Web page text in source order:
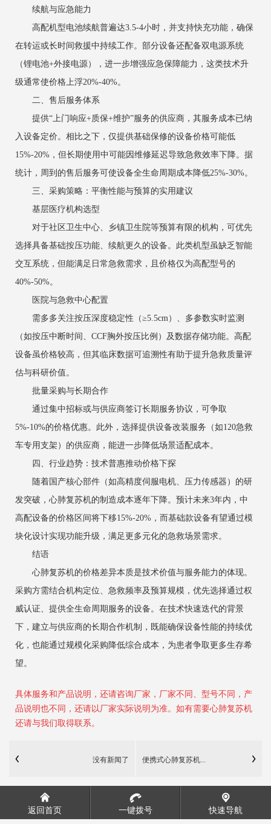
续航与应急能力
高配机型电池续航普遍达3.5-4小时，并支持快充功能，确保
在转运或长时间救援中持续工作。部分设备还配备双电源系统
（锂电池+外接电源），进一步增强应急保障能力，这类技术升
级通常使价格上浮20%-40%。
二、售后服务体系
提供“上门响应+质保+维护”服务的供应商，其服务成本已纳
入设备定价。相比之下，仅提供基础保修的设备价格可能低
15%-20%，但长期使用中可能因维修延迟导致急救效率下降。据
统计，周到的售后服务可使设备全生命周期成本降低25%-30%。
三、采购策略：平衡性能与预算的实用建议
基层医疗机构选型
对于社区卫生中心、乡镇卫生院等预算有限的机构，可优先
选择具备基础按压功能、续航更久的设备。此类机型虽缺乏智能
交互系统，但能满足日常急救需求，且价格仅为高配型号的
40%-50%。
医院与急救中心配置
需多多关注按压深度稳定性（≥5.5cm）、多参数实时监测
（如按压中断时间、CCF胸外按压比例）及数据存储功能。高配
设备虽价格较高，但其临床数据可追溯性有助于提升急救质量评
估与科研价值。
批量采购与长期合作
通过集中招标或与供应商签订长期服务协议，可争取
5%-10%的价格优惠。此外，选择提供设备改装服务（如120急救
车专用支架）的供应商，能进一步降低场景适配成本。
四、行业趋势：技术普惠推动价格下探
随着国产核心部件（如高精度伺服电机、压力传感器）的研
发突破，心肺复苏机的制造成本逐年下降。预计未来3年内，中
高配设备的价格区间将下移15%-20%，而基础款设备有望通过模
块化设计实现功能升级，满足更多元化的急救场景需求。
结语
心肺复苏机的价格差异本质是技术价值与服务能力的体现。
采购方需结合机构定位、急救频率及预算规模，优先选择通过权
威认证、提供全生命周期服务的设备。在技术快速迭代的背景
下，建立与供应商的长期合作机制，既能确保设备性能的持续优
化，也能通过规模化采购降低综合成本，为患者争取更多生存希
望。
具体服务和产品说明，还请咨询厂家，厂家不同、型号不同，产
品说明也不同，还请以厂家实际说明为准。如有需要心肺复苏机
还请与我们取得联系。
没有新闻了 便携式心肺复苏机...
返回首页 一键拨号 快速导航